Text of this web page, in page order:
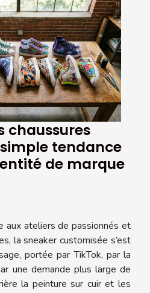
chaussures
tendance
de marque
aux ateliers de passionnés et
la sneaker customisée s’est
portée par TikTok, par la
une demande plus large de
la peinture sur cuir et les